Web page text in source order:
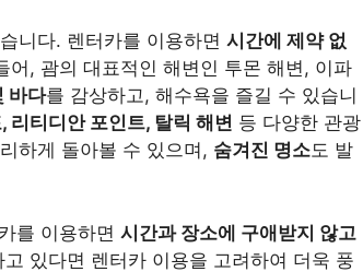
니다. 렌터카를 이용하면 시간에 제약 없
, 괌의 대표적인 해변인 투몬 해변, 이파
바다를 감상하고, 해수욕을 즐길 수 있습니
리티디안 포인트, 탈릭 해변 등 다양한 관광
하게 돌아볼 수 있으며, 숨겨진 명소도 발
를 이용하면 시간과 장소에 구애받지 않고
있다면 렌터카 이용을 고려하여 더욱 풍